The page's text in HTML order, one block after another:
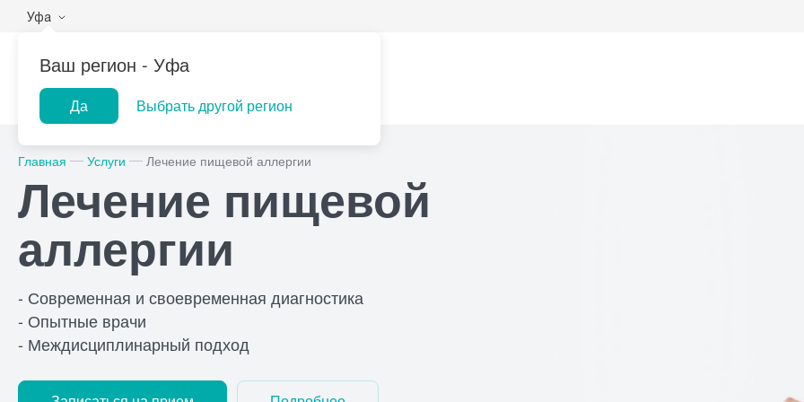
Уфа
Ваш регион - Уфа
Да Выбрать другой регион
Лабораторная
ПроМедицина
Центр помощи
Популярные запросы
Прием врача-гинеколога
УЗИ
Консультация врача-
Прием врача-уролога
Прием врача-невролога
Прием врача-стоматолога
Главная Услуги Лечение пищевой аллергии
Лечение пищевой
аллергии
- Современная и своевременная диагностика
- Опытные врачи
- Междисциплинарный подход